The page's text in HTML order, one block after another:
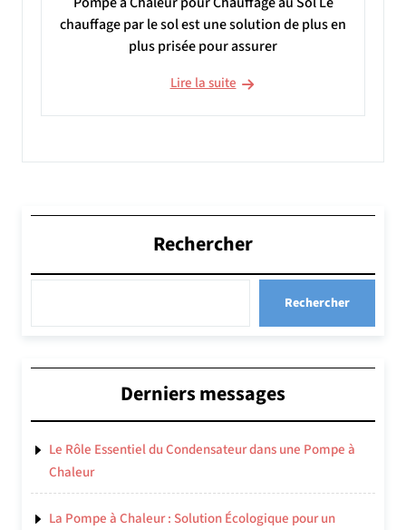
chauffage par le sol est une solution de plus en
plus prisée pour assurer
Lire la suite
Rechercher
Rechercher
Derniers messages
Le Rôle Essentiel du Condensateur dans une Pompe à
Chaleur
La Pompe à Chaleur : Solution Écologique pour un